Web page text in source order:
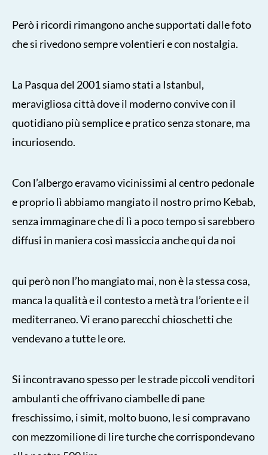
Però i ricordi rimangono anche supportati dalle foto
che si rivedono sempre volentieri e con nostalgia.
La Pasqua del 2001 siamo stati a Istanbul,
meravigliosa città dove il moderno convive con il
quotidiano più semplice e pratico senza stonare, ma
incuriosendo.
Con l’albergo eravamo vicinissimi al centro pedonale
e proprio lì abbiamo mangiato il nostro primo Kebab,
senza immaginare che di lì a poco tempo si sarebbero
diffusi in maniera così massiccia anche qui da noi
qui però non l’ho mangiato mai, non è la stessa cosa,
manca la qualità e il contesto a metà tra l’oriente e il
mediterraneo. Vi erano parecchi chioschetti che
vendevano a tutte le ore.
Si incontravano spesso per le strade piccoli venditori
ambulanti che offrivano ciambelle di pane
freschissimo, i simit, molto buono, le si compravano
con mezzomilione di lire turche che corrispondevano